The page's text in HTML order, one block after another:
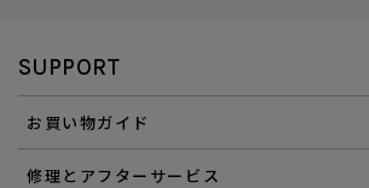
SUPPORT
お買い物ガイド
修理とアフターサービス